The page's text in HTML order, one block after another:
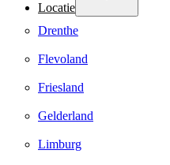
Locatie
Drenthe
Flevoland
Friesland
Gelderland
Limburg